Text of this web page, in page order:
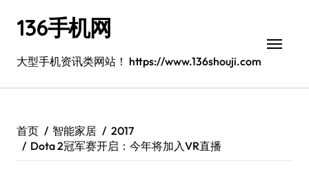
136手机网
大型手机资讯类网站！ https://www.136shouji.com
首页 智能家居
2017
Dota 2冠军赛开启：今年将加入VR直播